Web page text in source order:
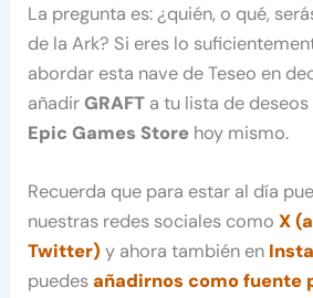
La pregunta es: ¿quién, o qué,
de la Ark? Si eres lo
abordar esta nave de Teseo en
añadirGRAFT a tu lista de
Epic Games Store hoy mismo.
Recuerda que para estar al día
nuestras redes sociales comoX
Twitter) y ahora también en
puedesañadirnos como fuente